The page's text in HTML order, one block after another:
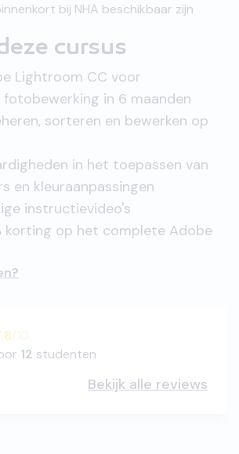
bij NHA beschikbaar zijn
cursus
Lightroom CC voor
in 6 maanden
sorteren en bewerken op
in het toepassen van
en kleuraanpassingen
instructievideo's
korting op het complete Adobe
/10
12 studenten
Bekijk alle reviews